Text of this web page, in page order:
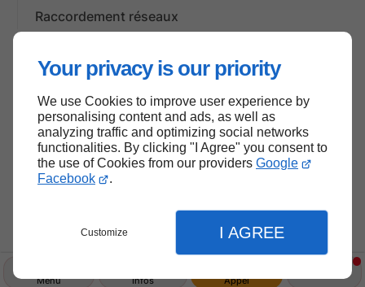
Your privacy is our priority
We use Cookies to improve user experience by
personalising content and ads, as well as
analyzing traffic and optimizing social networks
functionalities. By clicking "I Agree" you consent to
the use of Cookies from our providers Google
Facebook
.
Customize I AGREE
Menu Infos Appel
Raccordement réseaux
Haut de page